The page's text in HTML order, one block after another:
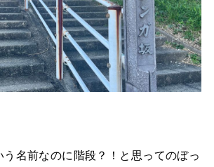
う名前なのに階段？！と思ってのぼっ